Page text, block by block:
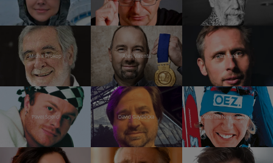
Michal Prokop Aleš Valenta Jan Tuna
Pavel Šporcl David Gaydečka Kateřina Neumannová